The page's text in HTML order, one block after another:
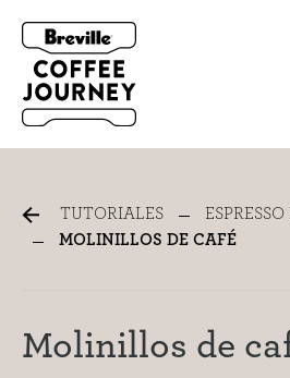
Molinillos de café
TUTORIALES
MOLINILLOS DE CAFÉ
Molinillos de